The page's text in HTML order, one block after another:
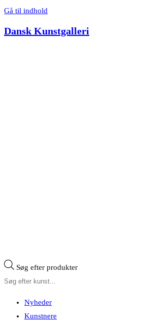
Gå til indhold
Dansk Kunstgalleri
Søg efter produkter
Nyheder
Kunstnere